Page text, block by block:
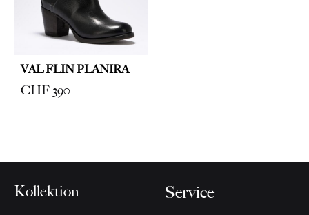
VAL FLIN PLANIRA
CHF390
Kollektion Service